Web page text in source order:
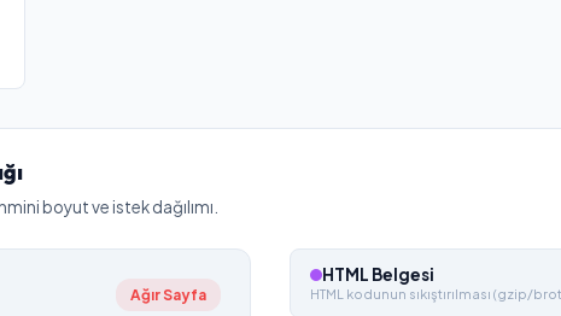
boyut ve istek dağılımı.
Ağır Sayfa
HTML Belgesi
HTML kodunun sıkıştırılması (gzip/